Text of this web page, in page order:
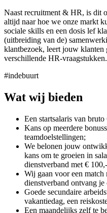
Naast recruitment & HR, is dit
altijd naar hoe we onze markt
sociale skills en een dosis lef
(uitbreiding van de)
klantbezoek, leert jouw klanten
verschillende HR-vraagstukken.
#indebuurt
Wat wij bieden
Een startsalaris van
Kans op meerdere
teamdoelstellingen;
We belonen jouw
kans om te groeien in
dienstverband met €
Wij gaan voor een match
dienstverband ontvang
Goede secundaire
vakantiedag, een
Een maandelijks zelf te